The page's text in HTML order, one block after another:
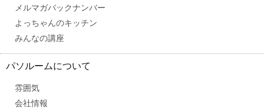
メルマガバックナンバー
よっちゃんのキッチン
みんなの講座
パソルームについて
雰囲気
会社情報